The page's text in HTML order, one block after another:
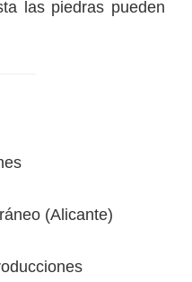
las piedras pueden
(Alicante)